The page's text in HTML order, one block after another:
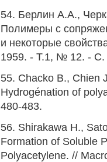
54. Берлин A.A.,
Полимеры с
и некоторые
1959. - Т.1, № 12. - С.
55. Chacko В., Chien
Hydrogénation of
480-483.
56. Shirakawa H.,
Formation of Soluble
Polyacetylene. //